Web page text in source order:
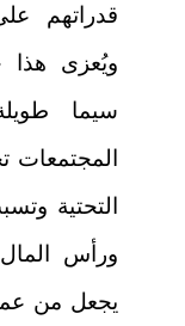
قدراتهم
ويُعزى هذا
سيما
المجتمعات
التحتية
ورأس
يجعل من